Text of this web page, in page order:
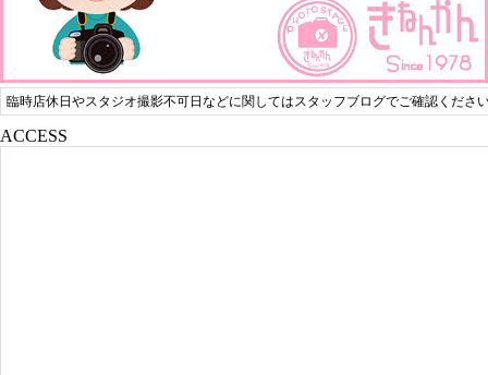
臨時店休日やスタジオ撮影不可日などに関してはスタッフブログでご確認くださ
ACCESS